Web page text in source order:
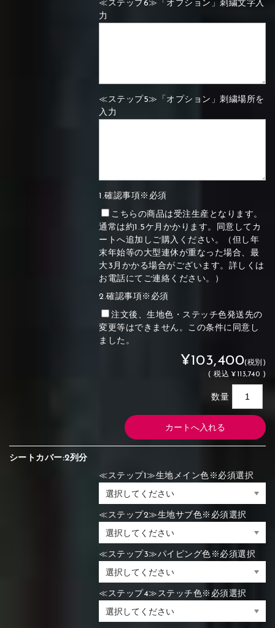
≪ステップ6≫「オプション」刺繍文字入
力
≪ステップ5≫「オプション」刺繍場所を
入力
1.確認事項※必須
こちらの商品は受注生産となります。
通常は約1.5ケ月かかります。同意してカ
ートへ追加しご購入ください。（但し年
末年始等の大型連休が重なった場合、最
大3月かかる場合がございます。詳しくは
お電話にてご連絡ください。）
2.確認事項※必須
注文後、生地色・ステッチ色発送先の
変更等はできません。この条件に同意し
ました。
¥103,400(税別)
(税込 ¥113,740 )
数量
シートカバー:2列分
≪ステップ1≫生地メイン色※必須選択
≪ステップ2≫生地サブ色※必須選択
≪ステップ3≫パイピング色※必須選択
≪ステップ4≫ステッチ色※必須選択